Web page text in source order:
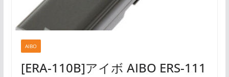
AIBO
[ERA-110B]アイボ AIBO ERS-111